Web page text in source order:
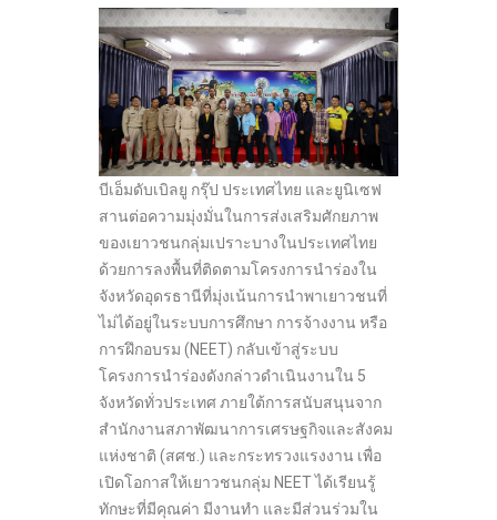
บีเอ็มดับเบิลยู กรุ๊ป ประเทศไทย และยูนิเซฟ
สานต่อความมุ่งมั่นในการส่งเสริมศักยภาพ
ของเยาวชนกลุ่มเปราะบางในประเทศไทย
ด้วยการลงพื้นที่ติดตามโครงการนำร่องใน
จังหวัดอุดรธานีที่มุ่งเน้นการนำพาเยาวชนที่
ไม่ได้อยู่ในระบบการศึกษา การจ้างงาน หรือ
การฝึกอบรม (NEET) กลับเข้าสู่ระบบ
โครงการนำร่องดังกล่าวดำเนินงานใน 5
จังหวัดทั่วประเทศ ภายใต้การสนับสนุนจาก
สำนักงานสภาพัฒนาการเศรษฐกิจและสังคม
แห่งชาติ (สศช.) และกระทรวงแรงงาน เพื่อ
เปิดโอกาสให้เยาวชนกลุ่ม NEET ได้เรียนรู้
ทักษะที่มีคุณค่า มีงานทำ และมีส่วนร่วมใน